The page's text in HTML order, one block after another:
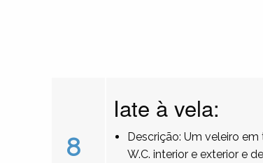
8
Iate à vela:
Descrição: Um veleiro
W.C. interior e exterior e